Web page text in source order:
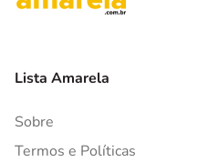
Lista Amarela
Sobre
Termos e Políticas